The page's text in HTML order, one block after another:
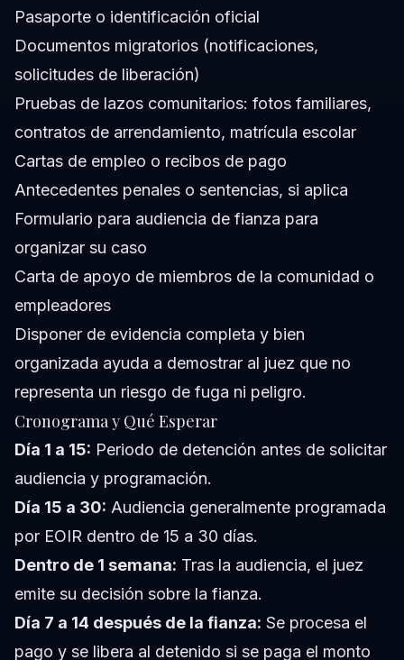
Pasaporte o identificación oficial
Documentos migratorios (notificaciones,
solicitudes de liberación)
Pruebas de lazos comunitarios: fotos familiares,
contratos de arrendamiento, matrícula escolar
Cartas de empleo o recibos de pago
Antecedentes penales o sentencias, si aplica
Formulario para audiencia de fianza para
organizar su caso
Carta de apoyo de miembros de la comunidad o
empleadores
Disponer de evidencia completa y bien
organizada ayuda a demostrar al juez que no
representa un riesgo de fuga ni peligro.
Cronograma y Qué Esperar
Día 1 a 15: Periodo de detención antes de solicitar
audiencia y programación.
Día 15 a 30: Audiencia generalmente programada
por EOIR dentro de 15 a 30 días.
Dentro de 1 semana: Tras la audiencia, el juez
emite su decisión sobre la fianza.
Día 7 a 14 después de la fianza: Se procesa el
pago y se libera al detenido si se paga el monto